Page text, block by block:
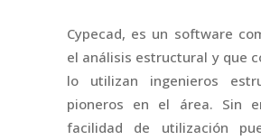
Cypecad, es un software
el análisis estructural y que
lo utilizan ingenieros
pioneros en el área. Sin
facilidad de utilización